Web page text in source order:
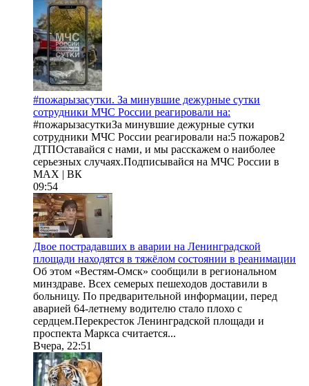
#пожарызасутки. За минувшие дежурные сутки
сотрудники МЧС России реагировали на:
#пожарызасуткиЗа минувшие дежурные сутки
сотрудники МЧС России реагировали на:5 пожаров2
ДТПОставайся с нами, и мы расскажем о наиболее
серьезных случаях.Подписывайся на МЧС России в
MAX | ВК
09:54
Двое пострадавших в аварии на Ленинградской
площади находятся в тяжёлом состоянии в реанимации
Об этом «Вестям-Омск» сообщили в региональном
минздраве. Всех семерых пешеходов доставили в
больницу. По предварительной информации, перед
аварией 64-летнему водителю стало плохо с
сердцем.Перекресток Ленинградской площади и
проспекта Маркса считается...
Вчера, 22:51